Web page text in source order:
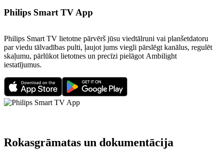
Philips Smart TV App
Philips Smart TV lietotne pārvērš jūsu viedtālruni vai planšetdatoru
par viedu tālvadības pulti, ļaujot jums viegli pārslēgt kanālus, regulēt
skaļumu, pārlūkot lietotnes un precīzi pielāgot Ambilight
iestatījumus.
Rokasgrāmatas un dokumentācija